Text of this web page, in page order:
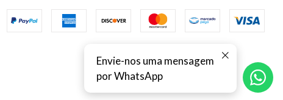
Envie-nos uma mensagem
por WhatsApp